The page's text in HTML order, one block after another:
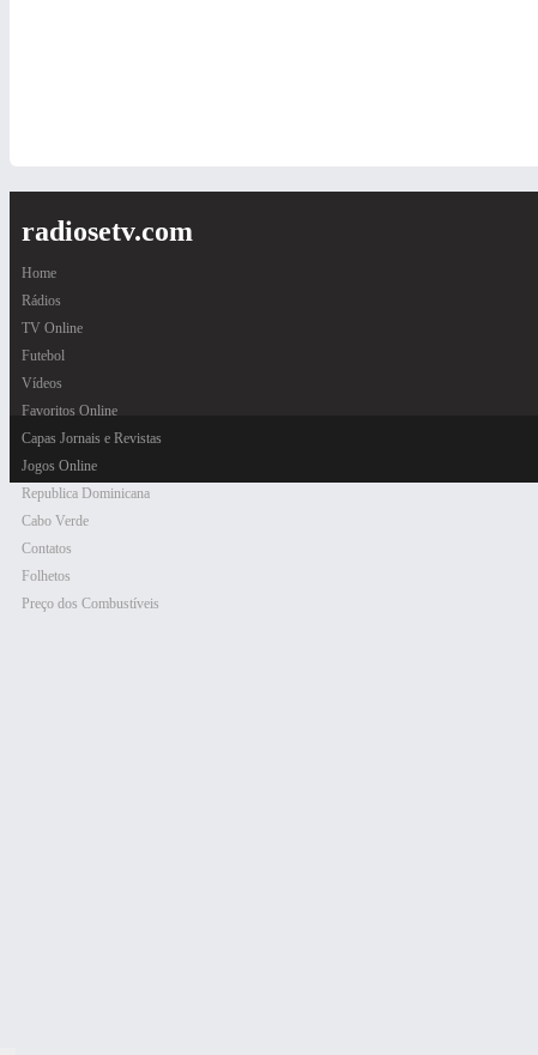
radiosetv.com
Home
Rádios
TV Online
Futebol
Vídeos
Favoritos Online
Capas Jornais e Revistas
Jogos Online
Republica Dominicana
Cabo Verde
Contatos
Folhetos
Preço dos Combustíveis